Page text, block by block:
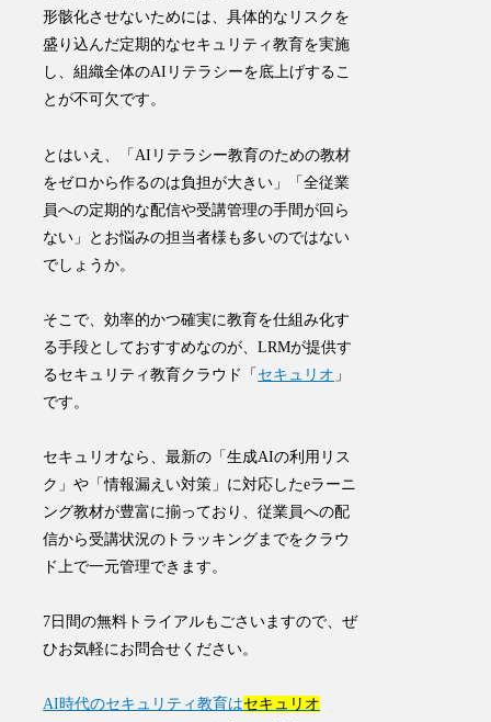
形骸化させないためには、具体的なリスクを
盛り込んだ定期的なセキュリティ教育を実施
し、組織全体のAIリテラシーを底上げするこ
とが不可欠です。
とはいえ、「AIリテラシー教育のための教材
をゼロから作るのは負担が大きい」「全従業
員への定期的な配信や受講管理の手間が回ら
ない」とお悩みの担当者様も多いのではない
でしょうか。
そこで、効率的かつ確実に教育を仕組み化す
る手段としておすすめなのが、LRMが提供す
るセキュリティ教育クラウド「 セキュリオ 」
です。
セキュリオなら、最新の「生成AIの利用リス
ク」や「情報漏えい対策」に対応したeラーニ
ング教材が豊富に揃っており、従業員への配
信から受講状況のトラッキングまでをクラウ
ド上で一元管理できます。
7日間の無料トライアルもごさいますので、ぜ
ひお気軽にお問合せください。
AI時代のセキュリティ教育はセキュリオ